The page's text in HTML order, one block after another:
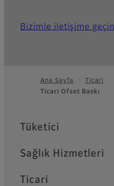
Bizimle iletişime geçin
Footer
Ana Sayfa Ticari
Ticari Ofset Baskı
Quick Links
Tüketici
Sağlık Hizmetleri
Ticari